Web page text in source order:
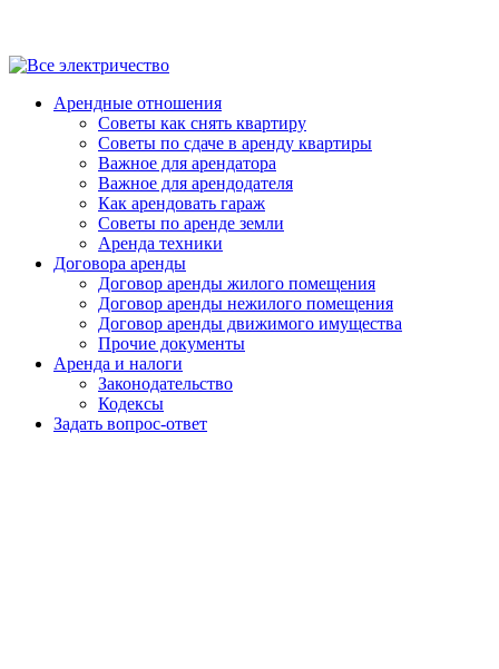
Арендные отношения
Советы как снять квартиру
Советы по сдаче в аренду квартиры
Важное для арендатора
Важное для арендодателя
Как арендовать гараж
Советы по аренде земли
Аренда техники
Договора аренды
Договор аренды жилого помещения
Договор аренды нежилого помещения
Договор аренды движимого имущества
Прочие документы
Аренда и налоги
Законодательство
Кодексы
Задать вопрос-ответ